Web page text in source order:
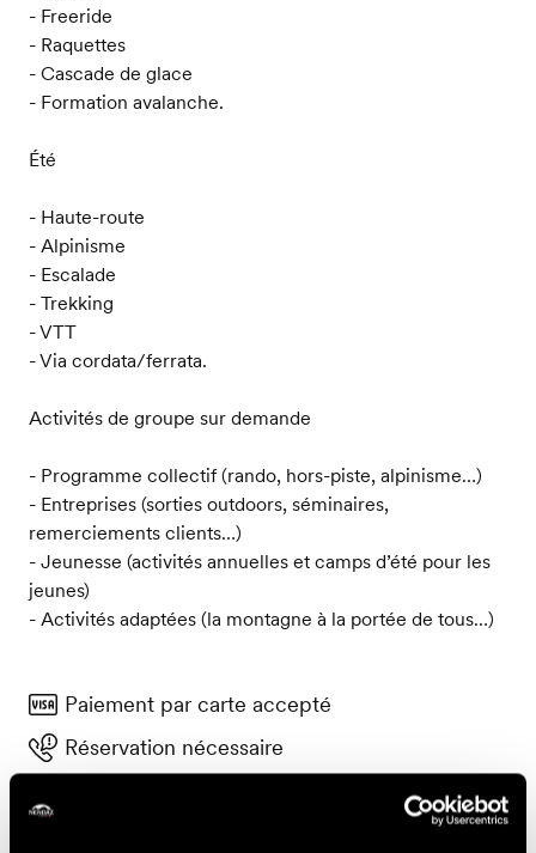
- Freeride
- Raquettes
- Cascade de glace
- Formation avalanche.
Été
- Haute-route
- Alpinisme
- Escalade
- Trekking
- VTT
- Via cordata/ferrata.
Activités de groupe sur demande
- Programme collectif (rando, hors-piste, alpinisme…)
- Entreprises (sorties outdoors, séminaires,
remerciements clients…)
- Jeunesse (activités annuelles et camps d’été pour les
jeunes)
- Activités adaptées (la montagne à la portée de tous…)
Paiement par carte accepté
Réservation nécessaire
Contact